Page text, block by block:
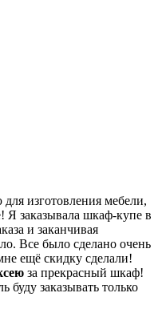
изготовления мебели,
заказывала шкаф-купе в
и заканчивая
Все было сделано очень
ещё скидку сделали!
за прекрасный шкаф!
буду заказывать только